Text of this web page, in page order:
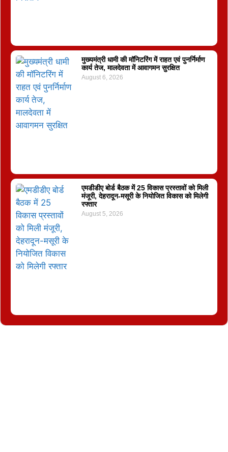
मुख्यमंत्री धामी की मॉनिटरिंग में राहत एवं पुनर्निर्माण
कार्य तेज, मालदेवता में आवागमन सुरक्षित
August 6, 2026
एमडीडीए बोर्ड बैठक में 25 विकास प्रस्तावों को मिली
मंजूरी, देहरादून-मसूरी के नियोजित विकास को मिलेगी
रफ्तार
August 5, 2026